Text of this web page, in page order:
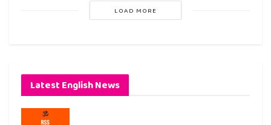
LOAD MORE
Latest English News